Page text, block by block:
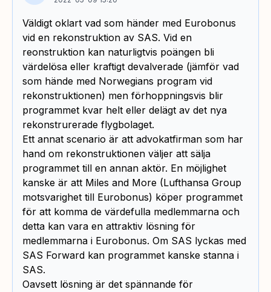
Väldigt oklart vad som händer med Eurobonus
vid en rekonstruktion av SAS. Vid en
reonstruktion kan naturligtvis poängen bli
värdelösa eller kraftigt devalverade (jämför vad
som hände med Norwegians program vid
rekonstruktionen) men förhoppningsvis blir
programmet kvar helt eller delägt av det nya
rekonstrurerade flygbolaget.
Ett annat scenario är att advokatfirman som har
hand om rekonstruktionen väljer att sälja
programmet till en annan aktör. En möjlighet
kanske är att Miles and More (Lufthansa Group
motsvarighet till Eurobonus) köper programmet
för att komma de värdefulla medlemmarna och
detta kan vara en attraktiv lösning för
medlemmarna i Eurobonus. Om SAS lyckas med
SAS Forward kan programmet kanske stanna i
SAS.
Oavsett lösning är det spännande för